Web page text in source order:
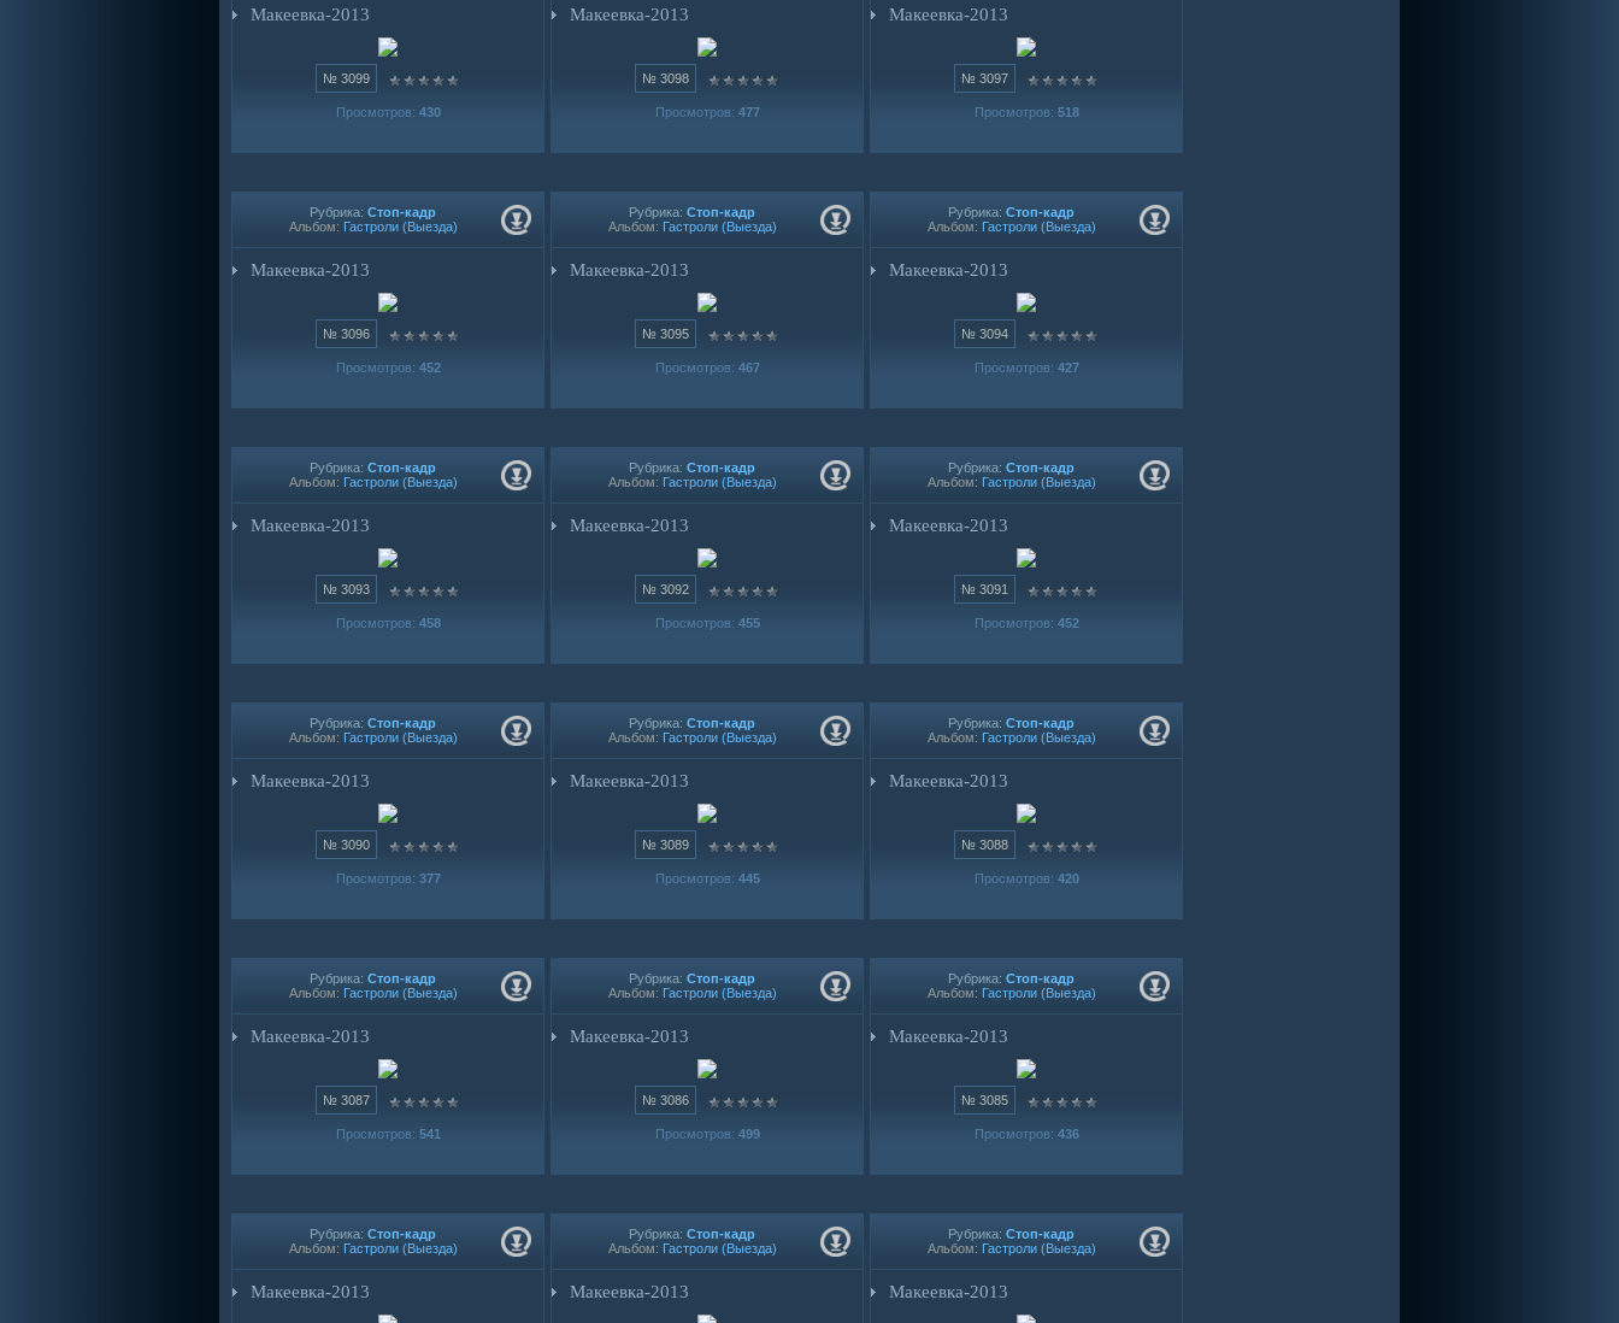
Макеевка-2013
№ 3099
Просмотров: 430
Макеевка-2013
№ 3098
Просмотров: 477
Макеевка-2013
№ 3097
Просмотров: 518
Рубрика: Стоп-кадр
Альбом: Гастроли (Выезда)
Макеевка-2013
№ 3096
Просмотров: 452
Рубрика: Стоп-кадр
Альбом: Гастроли (Выезда)
Макеевка-2013
№ 3095
Просмотров: 467
Рубрика: Стоп-кадр
Альбом: Гастроли (Выезда)
Макеевка-2013
№ 3094
Просмотров: 427
Рубрика: Стоп-кадр
Альбом: Гастроли (Выезда)
Макеевка-2013
№ 3093
Просмотров: 458
Рубрика: Стоп-кадр
Альбом: Гастроли (Выезда)
Макеевка-2013
№ 3092
Просмотров: 455
Рубрика: Стоп-кадр
Альбом: Гастроли (Выезда)
Макеевка-2013
№ 3091
Просмотров: 452
Рубрика: Стоп-кадр
Альбом: Гастроли (Выезда)
Макеевка-2013
№ 3090
Просмотров: 377
Рубрика: Стоп-кадр
Альбом: Гастроли (Выезда)
Макеевка-2013
№ 3089
Просмотров: 445
Рубрика: Стоп-кадр
Альбом: Гастроли (Выезда)
Макеевка-2013
№ 3088
Просмотров: 420
Рубрика: Стоп-кадр
Альбом: Гастроли (Выезда)
Макеевка-2013
№ 3087
Просмотров: 541
Рубрика: Стоп-кадр
Альбом: Гастроли (Выезда)
Макеевка-2013
№ 3086
Просмотров: 499
Рубрика: Стоп-кадр
Альбом: Гастроли (Выезда)
Макеевка-2013
№ 3085
Просмотров: 436
Рубрика: Стоп-кадр
Альбом: Гастроли (Выезда)
Макеевка-2013
Рубрика: Стоп-кадр
Альбом: Гастроли (Выезда)
Макеевка-2013
Рубрика: Стоп-кадр
Альбом: Гастроли (Выезда)
Макеевка-2013